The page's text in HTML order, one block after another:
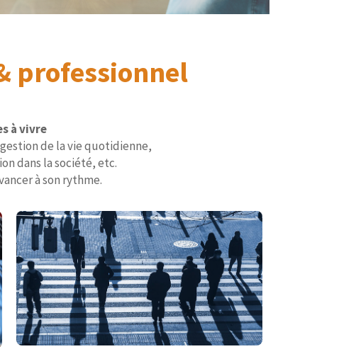
professionnel
à vivre
de la vie quotidienne,
dans la société, etc.
à son rythme.